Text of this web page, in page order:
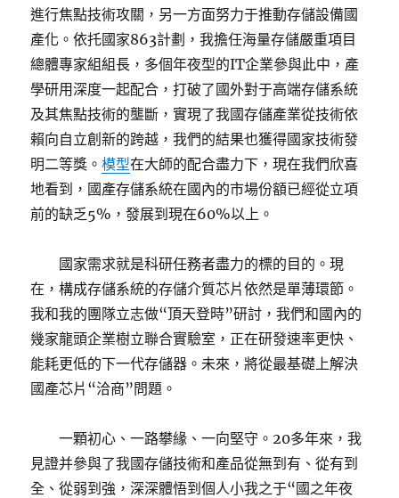
進行焦點技術攻關，另一方面努力于推動存儲設備國
產化。依托國家863計劃，我擔任海量存儲嚴重項目
總體專家組組長，多個年夜型的IT企業參與此中，產
學研用深度一起配合，打破了國外對于高端存儲系統
及其焦點技術的壟斷，實現了我國存儲產業從技術依
賴向自立創新的跨越，我們的結果也獲得國家技術發
明二等獎。模型在大師的配合盡力下，現在我們欣喜
地看到，國產存儲系統在國內的市場份額已經從立項
前的缺乏5%，發展到現在60%以上。
國家需求就是科研任務者盡力的標的目的。現
在，構成存儲系統的存儲介質芯片依然是單薄環節。
我和我的團隊立志做“頂天登時”研討，我們和國內的
幾家龍頭企業樹立聯合實驗室，正在研發速率更快、
能耗更低的下一代存儲器。未來，將從最基礎上解決
國產芯片“洽商”問題。
一顆初心、一路攀緣、一向堅守。20多年來，我
見證并參與了我國存儲技術和產品從無到有、從有到
全、從弱到強，深深體悟到個人小我之于“國之年夜